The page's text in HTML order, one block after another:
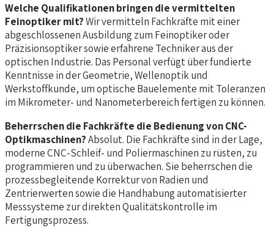
Welche Qualifikationen bringen die vermittelten
Feinoptiker mit?Wir vermitteln Fachkräfte mit einer
abgeschlossenen Ausbildung zum Feinoptiker oder
Präzisionsoptiker sowie erfahrene Techniker aus der
optischen Industrie. Das Personal verfügt über fundierte
Kenntnisse in der Geometrie, Wellenoptik und
Werkstoffkunde, um optische Bauelemente mit Toleranzen
im Mikrometer- und Nanometerbereich fertigen zu können.
Beherrschen die Fachkräfte die Bedienung von CNC-
Optikmaschinen?Absolut. Die Fachkräfte sind in der Lage,
moderne CNC-Schleif- und Poliermaschinen zu rüsten, zu
programmieren und zu überwachen. Sie beherrschen die
prozessbegleitende Korrektur von Radien und
Zentrierwerten sowie die Handhabung automatisierter
Messsysteme zur direkten Qualitätskontrolle im
Fertigungsprozess.